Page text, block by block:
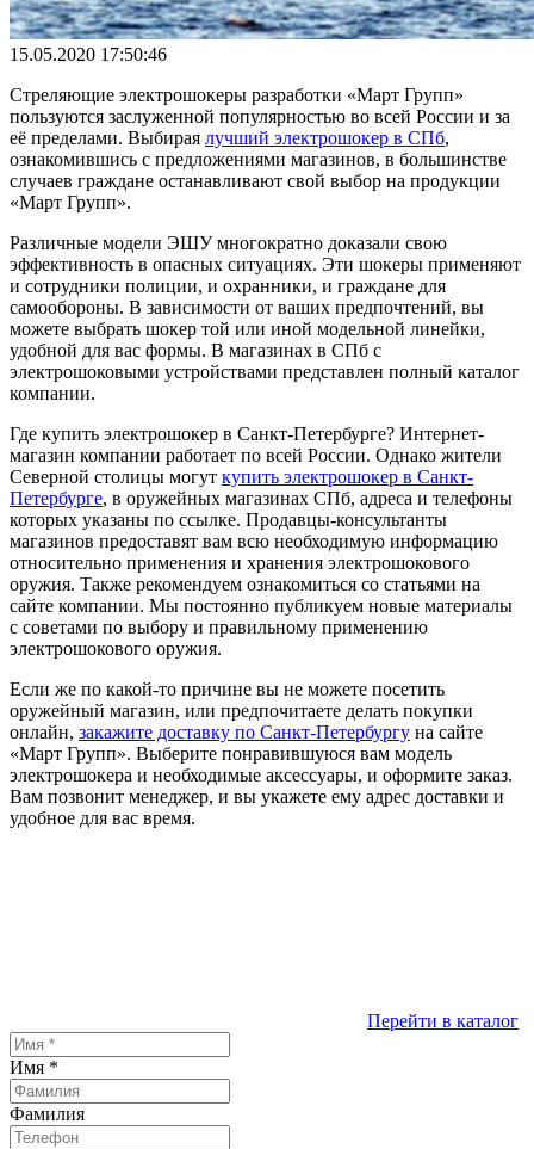
15.05.2020 17:50:46
Стреляющие электрошокеры разработки «Март Групп»
пользуются заслуженной популярностью во всей России и за
её пределами. Выбирая лучший электрошокер в СПб,
ознакомившись с предложениями магазинов, в большинстве
случаев граждане останавливают свой выбор на продукции
«Март Групп».
Различные модели ЭШУ многократно доказали свою
эффективность в опасных ситуациях. Эти шокеры применяют
и сотрудники полиции, и охранники, и граждане для
самообороны. В зависимости от ваших предпочтений, вы
можете выбрать шокер той или иной модельной линейки,
удобной для вас формы. В магазинах в СПб с
электрошоковыми устройствами представлен полный каталог
компании.
Где купить электрошокер в Санкт-Петербурге? Интернет-
магазин компании работает по всей России. Однако жители
Северной столицы могут купить электрошокер в Санкт-
Петербурге, в оружейных магазинах СПб, адреса и телефоны
которых указаны по ссылке. Продавцы-консультанты
магазинов предоставят вам всю необходимую информацию
относительно применения и хранения электрошокового
оружия. Также рекомендуем ознакомиться со статьями на
сайте компании. Мы постоянно публикуем новые материалы
с советами по выбору и правильному применению
электрошокового оружия.
Если же по какой-то причине вы не можете посетить
оружейный магазин, или предпочитаете делать покупки
онлайн, закажите доставку по Санкт-Петербургу на сайте
«Март Групп». Выберите понравившуюся вам модель
электрошокера и необходимые аксессуары, и оформите заказ.
Вам позвонит менеджер, и вы укажете ему адрес доставки и
удобное для вас время.
Перейти в каталог
Имя *
Фамилия